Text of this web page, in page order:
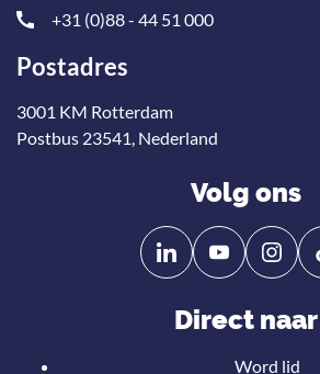
+31 (0)88 - 44 51 000
Postadres
3001 KM Rotterdam
Postbus 23541, Nederland
Volg ons
Volg
ons
Linkedin
Volg
ons
YouTube
Direct naar
Word lid